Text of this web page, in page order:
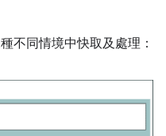
不同情境中快取及處理：